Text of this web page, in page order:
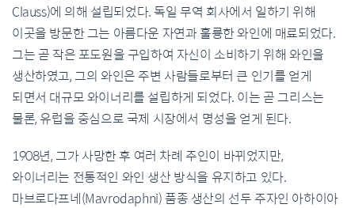
Clauss)에 의해 설립되었다. 독일 무역 회사에서 일하기 위해
이곳을 방문한 그는 아름다운 자연과 훌륭한 와인에 매료되었다.
그는 곧 작은 포도원을 구입하여 자신이 소비하기 위해 와인을
생산하였고, 그의 와인은 주변 사람들로부터 큰 인기를 얻게
되면서 대규모 와이너리를 설립하게 되었다. 이는 곧 그리스는
물론, 유럽을 중심으로 국제 시장에서 명성을 얻게 된다.
1908년, 그가 사망한 후 여러 차례 주인이 바뀌었지만,
와이너리는 전통적인 와인 생산 방식을 유지하고 있다.
마브로다프네(Mavrodaphni) 품종 생산의 선두 주자인 아하이아